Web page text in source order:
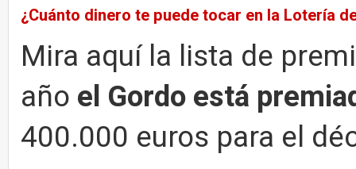
¿Cuánto dinero te puede tocar en la Lotería
Mira aquí la lista de
año el Gordo está
400.000 euros para el